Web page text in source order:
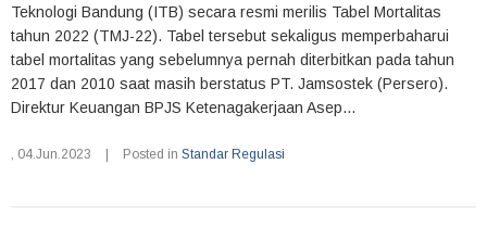
Teknologi Bandung (ITB) secara resmi merilis Tabel Mortalitas
tahun 2022 (TMJ-22). Tabel tersebut sekaligus memperbaharui
tabel mortalitas yang sebelumnya pernah diterbitkan pada tahun
2017 dan 2010 saat masih berstatus PT. Jamsostek (Persero).
Direktur Keuangan BPJS Ketenagakerjaan Asep...
, 04.Jun.2023 Posted in Standar Regulasi